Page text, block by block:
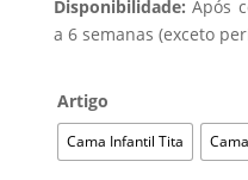
Disponibilidade: Após
a 6 semanas (exceto
Artigo
Cama Infantil Tita